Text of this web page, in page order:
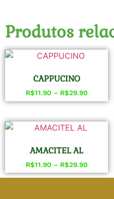
Produtos
CAPPUCINO
R$11.90 – R$29.90
AMACITEL AL
R$11.90 – R$29.90